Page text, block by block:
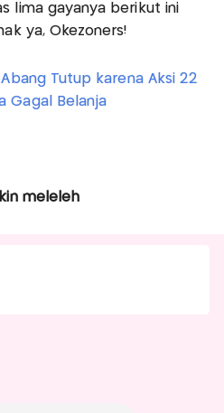
lima gayanya berikut ini
ya, Okezoners!
Abang Tutup karena Aksi 22
Gagal Belanja
meleleh